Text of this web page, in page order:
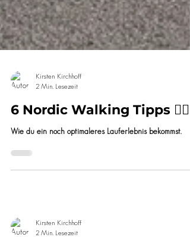
2 Min. Lesezeit
6 Nordic Walking Tipps 🚶‍♂️
Wie du ein noch optimaleres Lauferlebnis bekommst.